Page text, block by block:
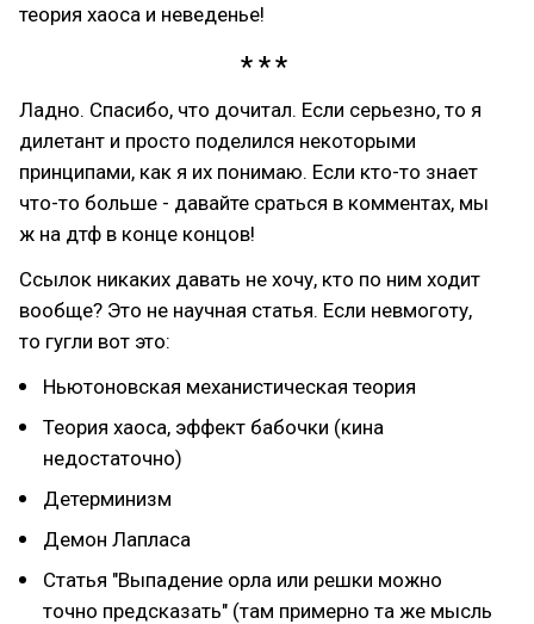
теория хаоса и неведенье!
Ладно. Спасибо, что дочитал. Если серьезно, то я
дилетант и просто поделился некоторыми
принципами, как я их понимаю. Если кто-то знает
что-то больше - давайте сраться в комментах, мы
ж на дтф в конце концов!
Ссылок никаких давать не хочу, кто по ним ходит
вообще? Это не научная статья. Если невмоготу,
то гугли вот это:
Ньютоновская механистическая теория
Теория хаоса, эффект бабочки (кина
недостаточно)
Детерминизм
Демон Лапласа
Статья "Выпадение орла или решки можно
точно предсказать" (там примерно та же мысль